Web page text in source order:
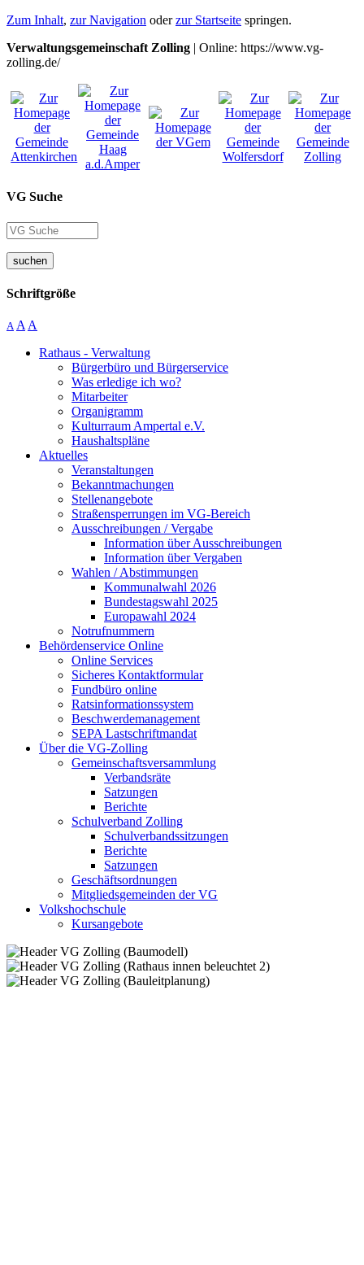
Zum Inhalt, zur Navigation oderzur Startseite springen.
Verwaltungsgemeinschaft Zolling | Online: https://www.vg-
zolling.de/
VG Suche
suchen
Schriftgröße
A A A
Rathaus - Verwaltung
Bürgerbüro und Bürgerservice
Was erledige ich wo?
Mitarbeiter
Organigramm
Kulturraum Ampertal e.V.
Haushaltspläne
Aktuelles
Veranstaltungen
Bekanntmachungen
Stellenangebote
Straßensperrungen im VG-Bereich
Ausschreibungen / Vergabe
Information über Ausschreibungen
Information über Vergaben
Wahlen / Abstimmungen
Kommunalwahl 2026
Bundestagswahl 2025
Europawahl 2024
Notrufnummern
Behördenservice Online
Online Services
Sicheres Kontaktformular
Fundbüro online
Ratsinformationssystem
Beschwerdemanagement
SEPA Lastschriftmandat
Über die VG-Zolling
Gemeinschaftsversammlung
Verbandsräte
Satzungen
Berichte
Schulverband Zolling
Schulverbandssitzungen
Berichte
Satzungen
Geschäftsordnungen
Mitgliedsgemeinden der VG
Volkshochschule
Kursangebote